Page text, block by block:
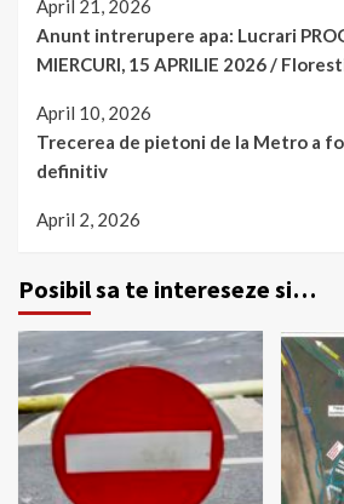
April 21, 2026
Anunt intrerupere apa: Lucrari
MIERCURI, 15 APRILIE 2026 /
April 10, 2026
Trecerea de pietoni de la Metro a
definitiv
April 2, 2026
Posibil sa te intereseze si…